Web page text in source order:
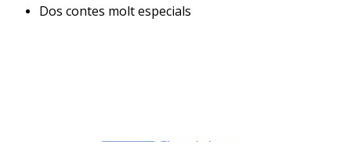
Dos contes molt especials